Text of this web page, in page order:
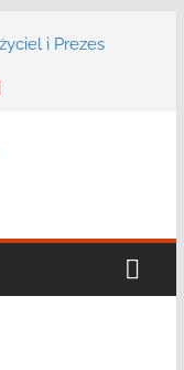
i Prezes
producent
na
usługę